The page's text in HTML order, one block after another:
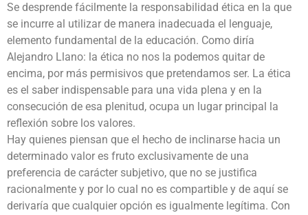
Se desprende fácilmente la responsabilidad ética en la que
se incurre al utilizar de manera inadecuada el lenguaje,
elemento fundamental de la educación. Como diría
Alejandro Llano: la ética no nos la podemos quitar de
encima, por más permisivos que pretendamos ser. La ética
es el saber indispensable para una vida plena y en la
consecución de esa plenitud, ocupa un lugar principal la
reflexión sobre los valores.
Hay quienes piensan que el hecho de inclinarse hacia un
determinado valor es fruto exclusivamente de una
preferencia de carácter subjetivo, que no se justifica
racionalmente y por lo cual no es compartible y de aquí se
derivaría que cualquier opción es igualmente legítima. Con